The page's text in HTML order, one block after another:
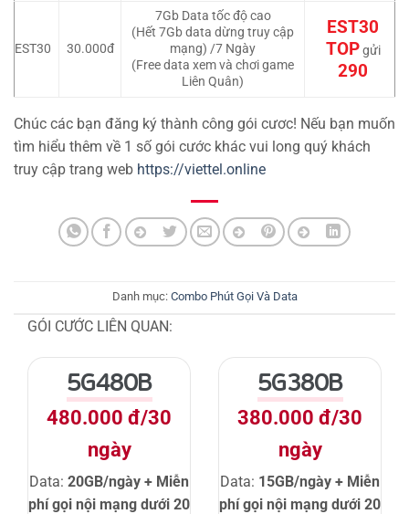
EST30 30.000đ
7Gb Data tốc độ cao
(Hết 7Gb data dừng truy cập
mạng) /7 Ngày
(Free data xem và chơi game
Liên Quân)
EST30
TOPgửi
290
Chúc các bạn đăng ký thành công gói cươc! Nếu bạn muốn
tìm hiểu thêm về 1 số gói cước khác vui long quý khách
truy cập trang web https://viettel.online
Danh mục: Combo Phút Gọi Và Data
GÓI CƯỚC LIÊN QUAN:
5G480B
480.000 đ/30
ngày
Data: 20GB/ngày + Miễn
phí gọi nội mạng dưới 20
5G380B
380.000 đ/30
ngày
Data: 15GB/ngày + Miễn
phí gọi nội mạng dưới 20